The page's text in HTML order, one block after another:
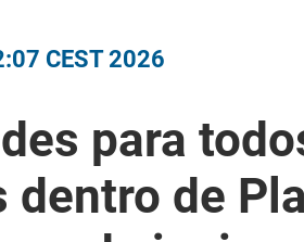
CEST 2026
para
dentro de